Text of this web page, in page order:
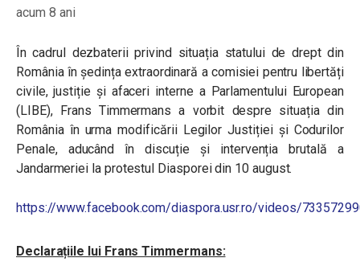
acum 8 ani
În cadrul dezbaterii privind situația statului de drept din
România în ședința extraordinară a comisiei pentru libertăți
civile, justiție și afaceri interne a Parlamentului European
(LIBE), Frans Timmermans a vorbit despre situația din
România în urma modificării Legilor Justiției și Codurilor
Penale, aducând în discuție și intervenția brutală a
Jandarmeriei la protestul Diasporei din 10 august.
https://www.facebook.com/diaspora.usr.ro/videos/
Declarațiile lui Frans Timmermans: